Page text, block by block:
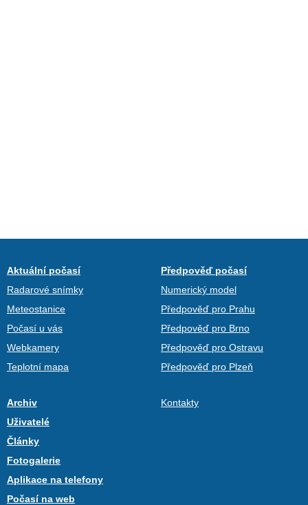
Aktuální počasí
Radarové snímky
Meteostanice
Počasí u vás
Webkamery
Teplotní mapa
Předpověď počasí
Numerický model
Předpověď pro Prahu
Předpověď pro Brno
Předpověď pro Ostravu
Předpověď pro Plzeň
Archiv
Uživatelé
Články
Fotogalerie
Aplikace na telefony
Počasí na web
Kontakty